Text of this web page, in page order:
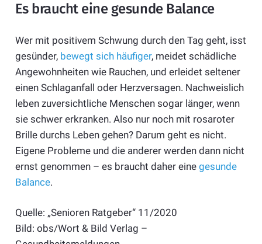
Es braucht eine gesunde Balance
Wer mit positivem Schwung durch den Tag geht, isst
gesünder, bewegt sich häufiger, meidet schädliche
Angewohnheiten wie Rauchen, und erleidet seltener
einen Schlaganfall oder Herzversagen. Nachweislich
leben zuversichtliche Menschen sogar länger, wenn
sie schwer erkranken. Also nur noch mit rosaroter
Brille durchs Leben gehen? Darum geht es nicht.
Eigene Probleme und die anderer werden dann nicht
ernst genommen – es braucht daher eine gesunde
Balance.
Quelle: „Senioren Ratgeber“ 11/2020
Bild: obs/Wort & Bild Verlag –